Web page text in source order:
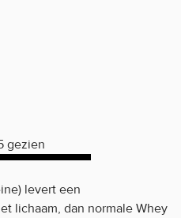
gezien
levert een
lichaam, dan normale Whey